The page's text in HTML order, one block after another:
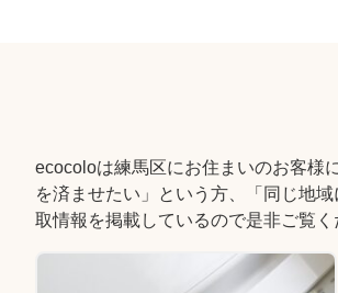
ecocoloは練馬区にお住まいのお客様
を済ませたい」という方、「同じ地
取情報を掲載しているので是非ご覧く